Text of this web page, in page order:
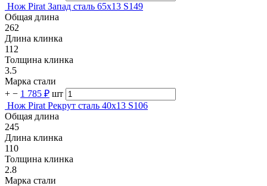
Нож Pirat Запад сталь 65х13 S149
Общая длина
262
Длина клинка
112
Толщина клинка
3.5
Марка стали
+ − 1 785 ₽ шт
Нож Pirat Рекрут сталь 40х13 S106
Общая длина
245
Длина клинка
110
Толщина клинка
2.8
Марка стали